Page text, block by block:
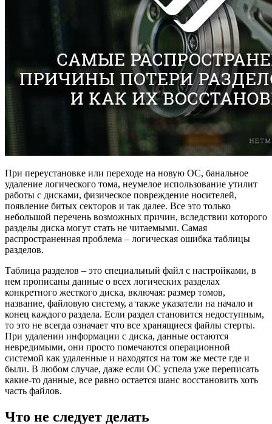
При переустановке или переходе на новую ОС, банальное
удаление логического тома, неумелое использование утилит
работы с дисками, физическое повреждение носителей,
появление битых секторов и так далее. Все это только
небольшой перечень возможных причин, вследствии которого
разделы диска могут стать не читаемыми. Самая
распространенная проблема – логическая ошибка таблицы
разделов.
Таблица разделов – это специальный файл с настройками, в
нем прописаны данные о всех логических разделах
конкретного жесткого диска, включая: размер томов,
название, файловую систему, а также указатели на начало и
конец каждого раздела. Если раздел становится недоступным,
то это не всегда означает что все хранящиеся файлы стерты.
При удалении информации с диска, данные остаются
невредимыми, они просто помечаются операционной
системой как удаленные и находятся на том же месте где и
были. В любом случае, даже если ОС успела уже переписать
какие-то данные, все равно остается шанс восстановить хоть
часть файлов.
Что не следует делать